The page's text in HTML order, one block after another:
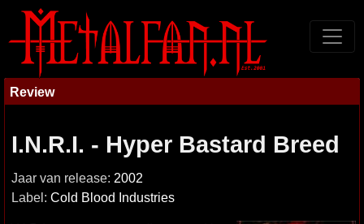
Review
I.N.R.I. - Hyper Bastard Breed
Jaar van release: 2002
Label: Cold Blood Industries